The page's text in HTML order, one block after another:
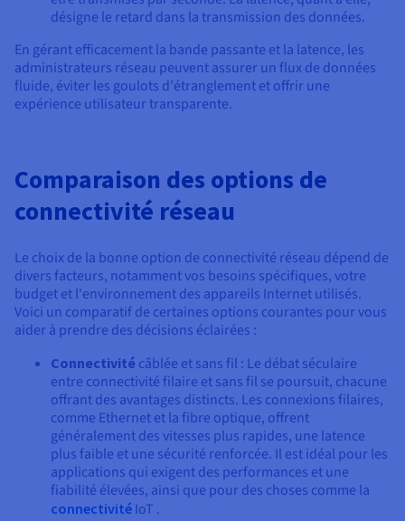
désigne le retard dans la transmission des données.
En gérant efficacement la bande passante et la latence, les
administrateurs réseau peuvent assurer un flux de données
fluide, éviter les goulots d'étranglement et offrir une
expérience utilisateur transparente.
Comparaison des options de
connectivité réseau
Le choix de la bonne option de connectivité réseau dépend de
divers facteurs, notamment vos besoins spécifiques, votre
budget et l'environnement des appareils Internet utilisés.
Voici un comparatif de certaines options courantes pour vous
aider à prendre des décisions éclairées :
Connectivité câblée et sans fil : Le débat séculaire
entre connectivité filaire et sans fil se poursuit, chacune
offrant des avantages distincts. Les connexions filaires,
comme Ethernet et la fibre optique, offrent
généralement des vitesses plus rapides, une latence
plus faible et une sécurité renforcée. Il est idéal pour les
applications qui exigent des performances et une
fiabilité élevées, ainsi que pour des choses comme la
connectivité IoT .